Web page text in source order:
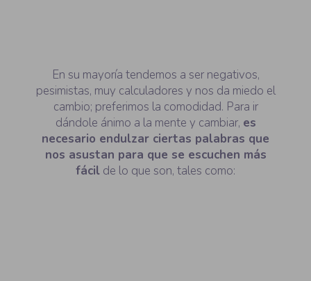
En su mayoría tendemos a ser negativos,
pesimistas, muy calculadores y nos da miedo el
cambio; preferimos la comodidad. Para ir
dándole ánimo a la mente y cambiar, es
necesario endulzar ciertas palabras que
nos asustan para que se escuchen más
fácil de lo que son, tales como: